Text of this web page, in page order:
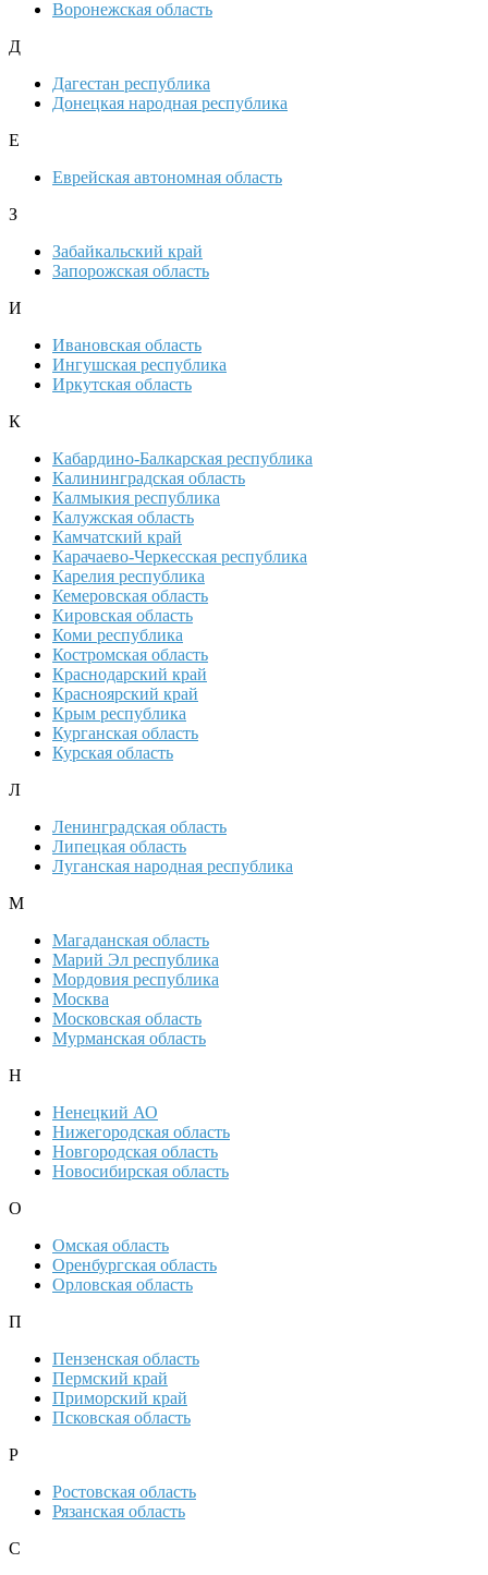
Воронежская область
Д
Дагестан республика
Донецкая народная республика
Е
Еврейская автономная область
З
Забайкальский край
Запорожская область
И
Ивановская область
Ингушская республика
Иркутская область
К
Кабардино-Балкарская республика
Калининградская область
Калмыкия республика
Калужская область
Камчатский край
Карачаево-Черкесская республика
Карелия республика
Кемеровская область
Кировская область
Коми республика
Костромская область
Краснодарский край
Красноярский край
Крым республика
Курганская область
Курская область
Л
Ленинградская область
Липецкая область
Луганская народная республика
М
Магаданская область
Марий Эл республика
Мордовия республика
Москва
Московская область
Мурманская область
Н
Ненецкий АО
Нижегородская область
Новгородская область
Новосибирская область
О
Омская область
Оренбургская область
Орловская область
П
Пензенская область
Пермский край
Приморский край
Псковская область
Р
Ростовская область
Рязанская область
С